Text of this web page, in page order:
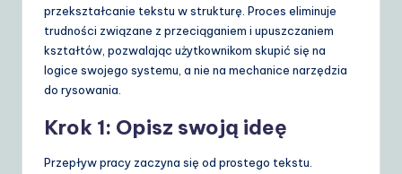
przekształcanie tekstu w strukturę. Proces eliminuje
trudności związane z przeciąganiem i upuszczaniem
kształtów, pozwalając użytkownikom skupić się na
logice swojego systemu, a nie na mechanice narzędzia
do rysowania.
Krok 1: Opisz swoją ideę
Przepływ pracy zaczyna się od prostego tekstu.